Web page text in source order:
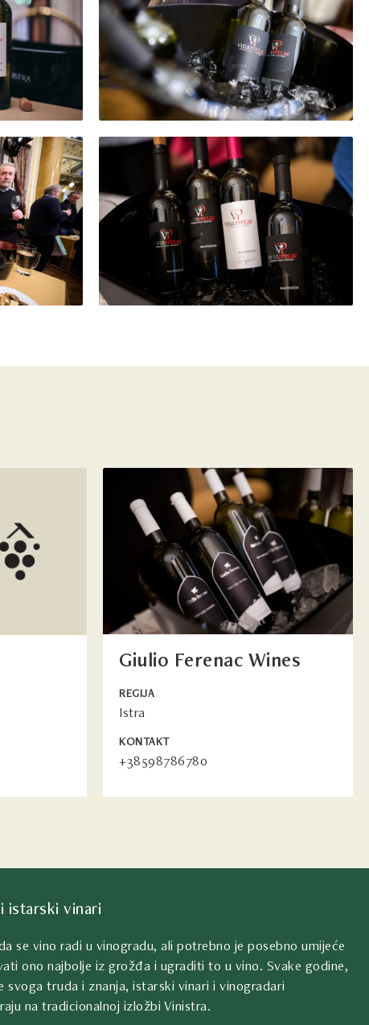
Giulio Ferenac Wines
REGIJA
Istra
KONTAKT
+38598786780
istarski vinari
se vino radi u vinogradu, ali potrebno je posebno umijeće
ono najbolje iz grožđa i ugraditi to u vino. Svake godine,
svoga truda i znanja, istarski vinari i vinogradari
na tradicionalnoj izložbi Vinistra.